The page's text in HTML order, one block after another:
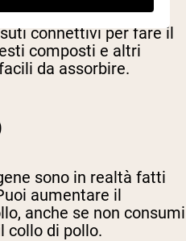
connettivi per fare il
composti e altri
da assorbire.
sono in realtà fatti
aumentare il
anche se non consumi
collo di pollo.